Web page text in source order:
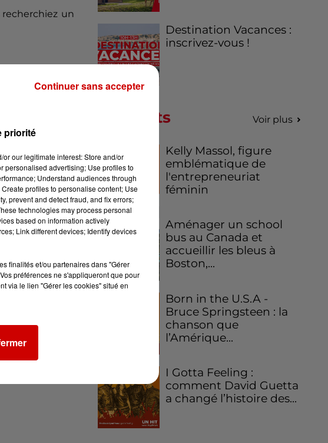
un
vous suffit de
à l’arrêtGare du
l’énergie, du
Destination Vacances :
inscrivez-vous !
Podcasts Voir plus
Kelly Massol, figure
emblématique de
l'entrepreneuriat
féminin
Aménager un school
bus au Canada et
accueillir les bleus à
Boston,...
Born in the U.S.A -
Bruce Springsteen : la
chanson que
l’Amérique...
I Gotta Feeling :
comment David Guetta
a changé l’histoire des...
priorité
our legitimate interest: Store and/or
personalised advertising; Use profiles to
Understand audiences through
profiles to personalise content; Use
prevent and detect fraud, and fix errors;
technologies may process personal
based on information actively
Link different devices; Identify devices
finalités et/ou partenaires dans "Gérer
préférences ne s'appliqueront que pour
via le lien "Gérer les cookies" situé en
Continuer sans accepter